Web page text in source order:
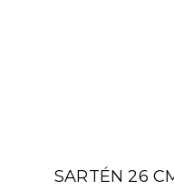
SARTÉN 26